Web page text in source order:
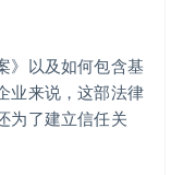
》以及如何包含基
业来说，这部法律
为了建立信任关